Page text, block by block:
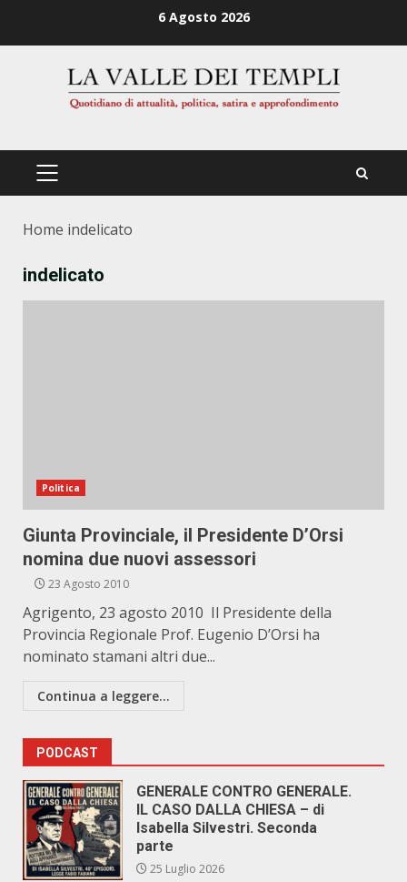
6 Agosto 2026
PRIMÄRES
Home indelicato
indelicato
Politica
Giunta Provinciale, il Presidente D’Orsi
nomina due nuovi assessori
23 Agosto 2010
Agrigento, 23 agosto 2010 Il Presidente della
Provincia Regionale Prof. Eugenio D’Orsi ha
nominato stamani altri due...
Continua a leggere...
PODCAST
GENERALE CONTRO GENERALE.
IL CASO DALLA CHIESA – di
Isabella Silvestri. Seconda
parte
25 Luglio 2026